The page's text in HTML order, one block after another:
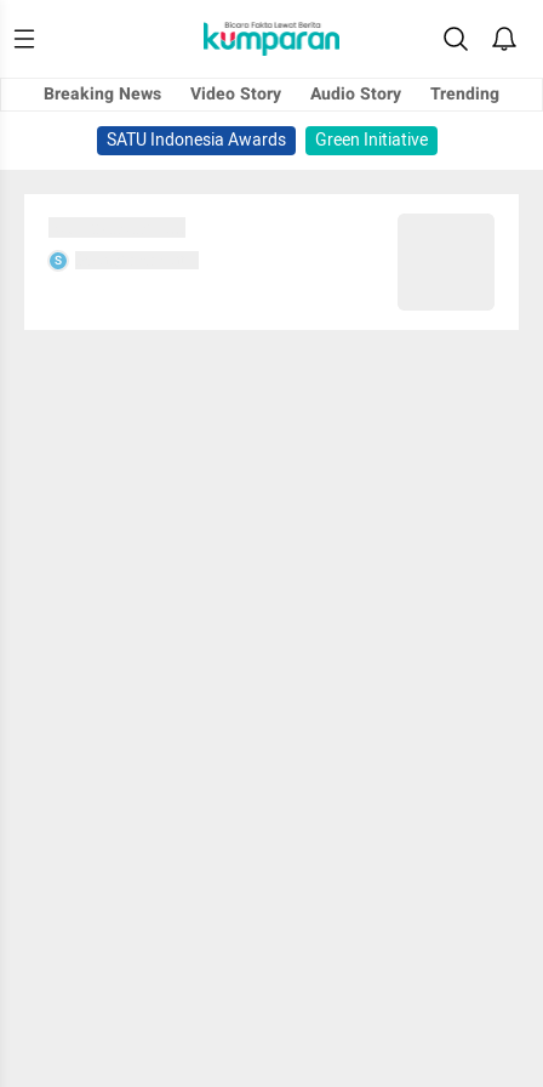
Breaking News Video Story Audio Story
Trending
SATU Indonesia Awards
Green Initiative
S